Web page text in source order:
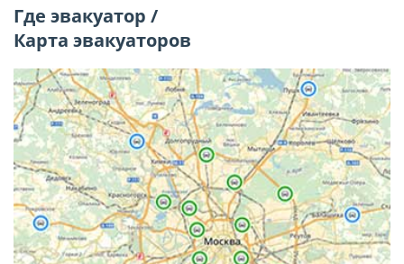
Где эвакуатор /
Карта эвакуаторов